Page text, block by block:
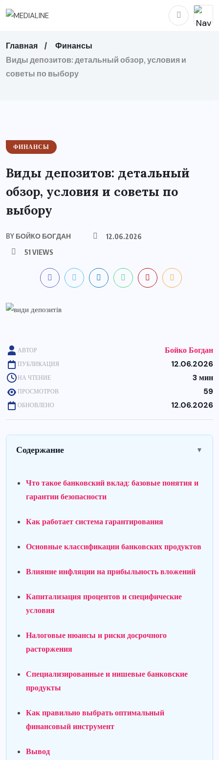
Главная
Финансы
Виды депозитов: детальный обзор, условия и
советы по выбору
ФИНАНСЫ
Виды депозитов: детальный
обзор, условия и советы по
выбору
BY БОЙКО БОГДАН
12.06.2026
51 VIEWS
АВТОР Бойко Богдан
ПУБЛИКАЦИЯ 12.06.2026
НА ЧТЕНИЕ 3 мин
ПРОСМОТРОВ 59
ОБНОВЛЕНО 12.06.2026
Содержание ▼
Что такое банковский вклад: базовые понятия и
гарантии безопасности
Как работает система гарантирования
Основные классификации банковских продуктов
Влияние инфляции на прибыльность вложений
Капитализация процентов и специфические
условия
Налоговые нюансы и риски досрочного
расторжения
Специализированные и нишевые банковские
продукты
Как правильно выбрать оптимальный
финансовый инструмент
Вывод